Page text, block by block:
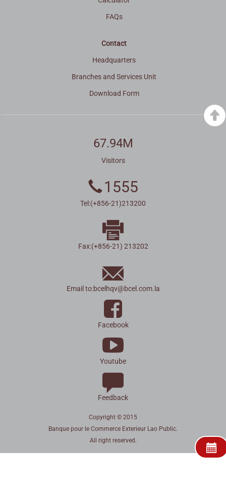
FAQs
Contact
Headquarters
Branches and Services Unit
Download Form
67.94M
Visitors
1555
Tel:(+856-21)213200
Fax:(+856-21) 213202
Email to:bcelhqv@bcel.com.la
Facebook
Youtube
Feedback
Copyright © 2015
Banque pour le Commerce Exterieur Lao Public.
All right reserved.